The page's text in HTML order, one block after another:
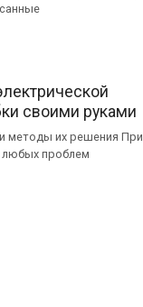
своими руками
методы их решения При
проблем